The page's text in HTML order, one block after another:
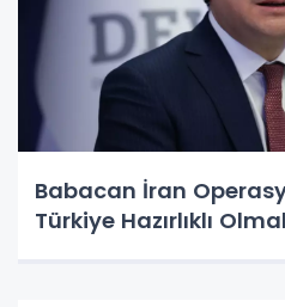
Babacan İran
Türkiye Hazırlıklı